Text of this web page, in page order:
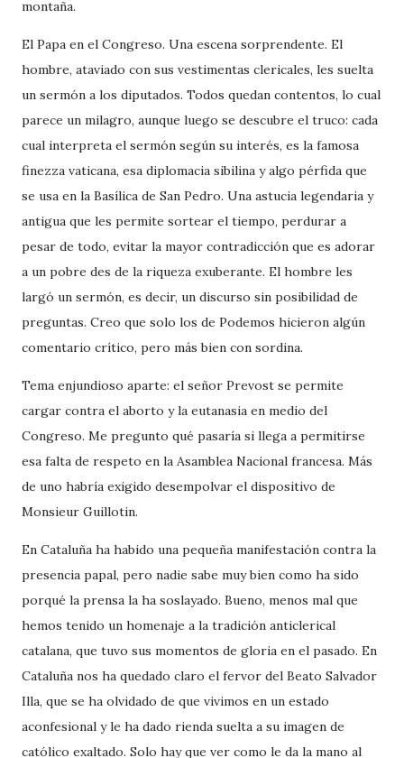
montaña.
El Papa en el Congreso. Una escena sorprendente. El
hombre, ataviado con sus vestimentas clericales, les suelta
un sermón a los diputados. Todos quedan contentos, lo cual
parece un milagro, aunque luego se descubre el truco: cada
cual interpreta el sermón según su interés, es la famosa
finezza vaticana, esa diplomacia sibilina y algo pérfida que
se usa en la Basílica de San Pedro. Una astucia legendaria y
antigua que les permite sortear el tiempo, perdurar a
pesar de todo, evitar la mayor contradicción que es adorar
a un pobre des de la riqueza exuberante. El hombre les
largó un sermón, es decir, un discurso sin posibilidad de
preguntas. Creo que solo los de Podemos hicieron algún
comentario crítico, pero más bien con sordina.
Tema enjundioso aparte: el señor Prevost se permite
cargar contra el aborto y la eutanasia en medio del
Congreso. Me pregunto qué pasaría si llega a permitirse
esa falta de respeto en la Asamblea Nacional francesa. Más
de uno habría exigido desempolvar el dispositivo de
Monsieur Guillotin.
En Cataluña ha habido una pequeña manifestación contra la
presencia papal, pero nadie sabe muy bien como ha sido
porqué la prensa la ha soslayado. Bueno, menos mal que
hemos tenido un homenaje a la tradición anticlerical
catalana, que tuvo sus momentos de gloria en el pasado. En
Cataluña nos ha quedado claro el fervor del Beato Salvador
Illa, que se ha olvidado de que vivimos en un estado
aconfesional y le ha dado rienda suelta a su imagen de
católico exaltado. Solo hay que ver como le da la mano al